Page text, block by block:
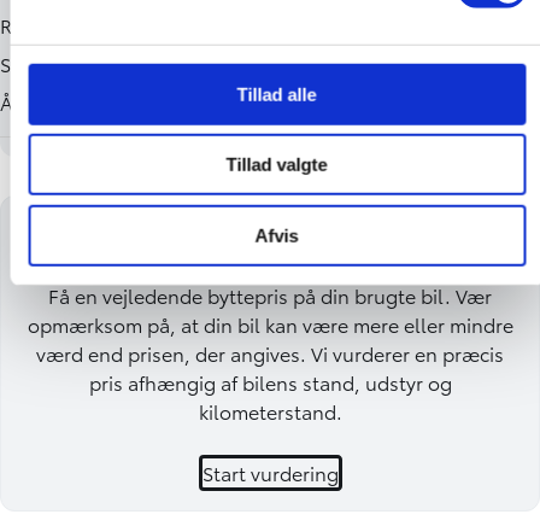
Tillad alle
Tillad valgte
Afvis
Få en byttepris på din bil
Få en vejledende byttepris på din brugte bil. Vær
opmærksom på, at din bil kan være mere eller mindre
værd end prisen, der angives. Vi vurderer en præcis
pris afhængig af bilens stand, udstyr og
kilometerstand.
Start vurdering